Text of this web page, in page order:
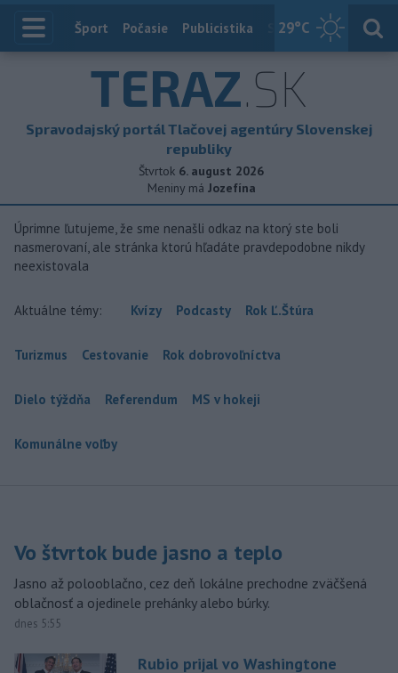
29°C
Index
Šport Počasie Publicistika Slovensko
TERAZ.SK
Spravodajský portál Tlačovej agentúry Slovenskej
republiky
Štvrtok 6. august 2026
Meniny má Jozefína
Úprimne ľutujeme, že sme nenašli odkaz na ktorý ste boli
nasmerovaní, ale stránka ktorú hľadáte pravdepodobne nikdy
neexistovala
Aktuálne témy: Kvízy Podcasty Rok Ľ.Štúra
Turizmus Cestovanie Rok dobrovoľníctva
Dielo týždňa Referendum MS v hokeji
Komunálne voľby
Vo štvrtok bude jasno a teplo
Jasno až polooblačno, cez deň lokálne prechodne zväčšená
oblačnosť a ojedinele prehánky alebo búrky.
dnes 5:55
Rubio prijal vo Washingtone